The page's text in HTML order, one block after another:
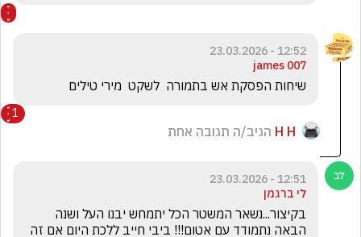
12:52 - 23.03.2026
james 007
שיחות הפסקת אש בתמורה  לשקט  מירי טילים
1
H H הגיב/ה תגובה אחת
12:51 - 23.03.2026
לי ברגמן